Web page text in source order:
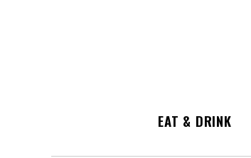
EAT & DRINK